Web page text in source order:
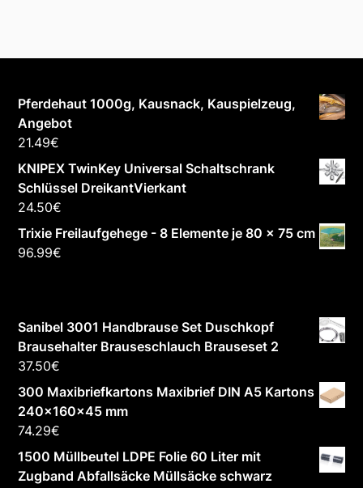
Pferdehaut 1000g, Kausnack, Kauspielzeug,
Angebot
21.49€
KNIPEX TwinKey Universal Schaltschrank
Schlüssel DreikantVierkant
24.50€
Trixie Freilaufgehege - 8 Elemente je 80 x 75 cm
96.99€
Sanibel 3001 Handbrause Set Duschkopf
Brausehalter Brauseschlauch Brauseset 2
37.50€
300 Maxibriefkartons Maxibrief DIN A5 Kartons
240x160x45 mm
74.29€
1500 Müllbeutel LDPE Folie 60 Liter mit
Zugband Abfallsäcke Müllsäcke schwarz